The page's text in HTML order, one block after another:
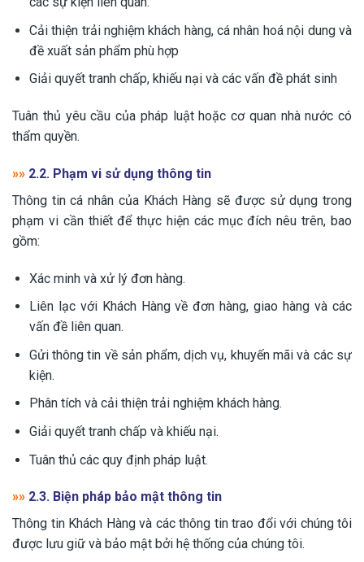
Cải thiện trải nghiệm khách hàng, cá nhân hoá nội dung và
đề xuất sản phẩm phù hợp
Giải quyết tranh chấp, khiếu nại và các vấn đề phát sinh
Tuân thủ yêu cầu của pháp luật hoặc cơ quan nhà nước có
thẩm quyền.
»» 2.2. Phạm vi sử dụng thông tin
Thông tin cá nhân của Khách Hàng sẽ được sử dụng trong
phạm vi cần thiết để thực hiện các mục đích nêu trên, bao
gồm:
Xác minh và xử lý đơn hàng.
Liên lạc với Khách Hàng về đơn hàng, giao hàng và các
vấn đề liên quan.
Gửi thông tin về sản phẩm, dịch vụ, khuyến mãi và các sự
kiện.
Phân tích và cải thiện trải nghiệm khách hàng.
Giải quyết tranh chấp và khiếu nại.
Tuân thủ các quy định pháp luật.
»» 2.3. Biện pháp bảo mật thông tin
Thông tin Khách Hàng và các thông tin trao đổi với chúng tôi
được lưu giữ và bảo mật bởi hệ thống của chúng tôi.